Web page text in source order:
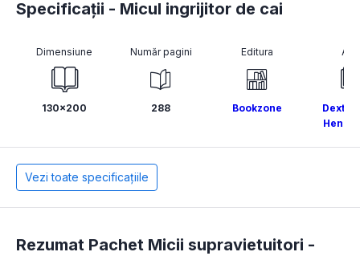
Specificații - Micul ingrijitor de cai
Dimensiune
130x200
Număr pagini
288
Editura
Bookzone
Dexter
Henry
Vezi toate specificațiile
Rezumat Pachet Micii supravietuitori -